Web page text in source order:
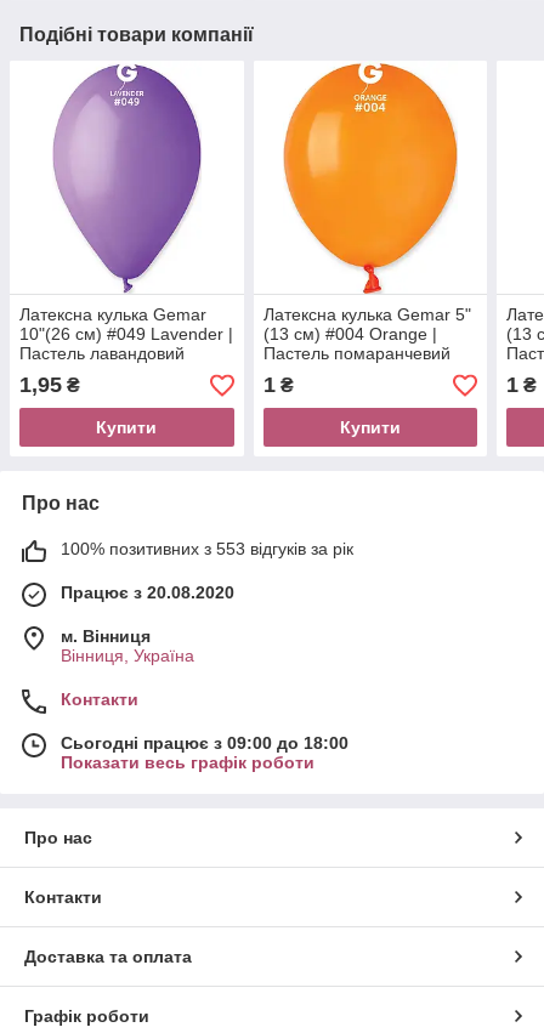
Подібні товари компанії
Латексна кулька Gemar
10"(26 см) #049 Lavender |
Пастель лавандовий
1,95 ₴
Купити
Латексна кулька Gemar 5"
(13 см) #004 Orange |
Пастель помаранчевий
1₴
Купити
(13
1 ₴
Про нас
100% позитивних з 553 відгуків за рік
Працює з 20.08.2020
м. Вінниця
Вінниця, Україна
Контакти
Сьогодні працює з 09:00 до 18:00
Показати весь графік роботи
Про нас
Контакти
Доставка та оплата
Графік роботи